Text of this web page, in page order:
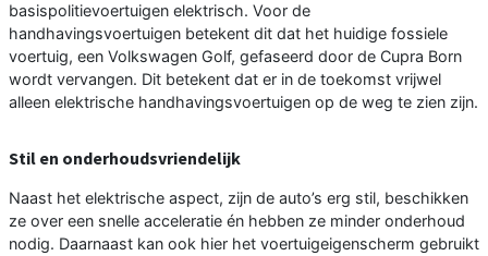
basispolitievoertuigen elektrisch. Voor de
handhavingsvoertuigen betekent dit dat het huidige fossiele
voertuig, een Volkswagen Golf, gefaseerd door de Cupra Born
wordt vervangen. Dit betekent dat er in de toekomst vrijwel
alleen elektrische handhavingsvoertuigen op de weg te zien zijn.
Stil en onderhoudsvriendelijk
Naast het elektrische aspect, zijn de auto’s erg stil, beschikken
ze over een snelle acceleratie én hebben ze minder onderhoud
nodig. Daarnaast kan ook hier het voertuigeigenscherm gebruikt